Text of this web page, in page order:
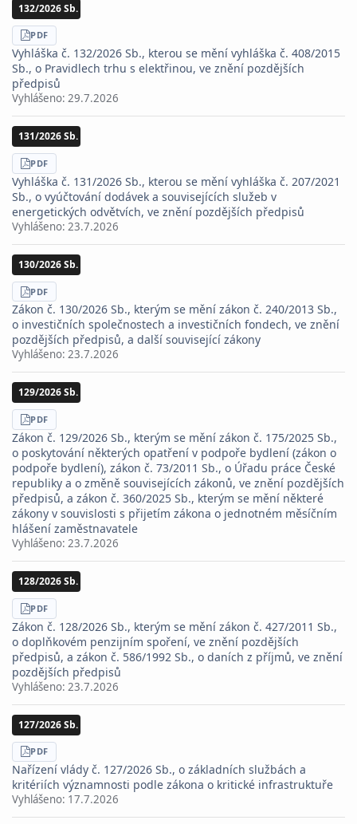
132/2026 Sb.
STÁHNOUT
PDF
Vyhláška č. 132/2026 Sb., kterou se mění vyhláška č. 408/2015
Sb., o Pravidlech trhu s elektřinou, ve znění pozdějších
předpisů
Vyhlášeno: 29.7.2026
131/2026 Sb.
STÁHNOUT
PDF
Vyhláška č. 131/2026 Sb., kterou se mění vyhláška č. 207/2021
Sb., o vyúčtování dodávek a souvisejících služeb v
energetických odvětvích, ve znění pozdějších předpisů
Vyhlášeno: 23.7.2026
130/2026 Sb.
STÁHNOUT
PDF
Zákon č. 130/2026 Sb., kterým se mění zákon č. 240/2013 Sb.,
o investičních společnostech a investičních fondech, ve znění
pozdějších předpisů, a další související zákony
Vyhlášeno: 23.7.2026
129/2026 Sb.
STÁHNOUT
PDF
Zákon č. 129/2026 Sb., kterým se mění zákon č. 175/2025 Sb.,
o poskytování některých opatření v podpoře bydlení (zákon o
podpoře bydlení), zákon č. 73/2011 Sb., o Úřadu práce České
republiky a o změně souvisejících zákonů, ve znění pozdějších
předpisů, a zákon č. 360/2025 Sb., kterým se mění některé
zákony v souvislosti s přijetím zákona o jednotném měsíčním
hlášení zaměstnavatele
Vyhlášeno: 23.7.2026
128/2026 Sb.
STÁHNOUT
PDF
Zákon č. 128/2026 Sb., kterým se mění zákon č. 427/2011 Sb.,
o doplňkovém penzijním spoření, ve znění pozdějších
předpisů, a zákon č. 586/1992 Sb., o daních z příjmů, ve znění
pozdějších předpisů
Vyhlášeno: 23.7.2026
127/2026 Sb.
STÁHNOUT
PDF
Nařízení vlády č. 127/2026 Sb., o základních službách a
kritériích významnosti podle zákona o kritické infrastruktuře
Vyhlášeno: 17.7.2026